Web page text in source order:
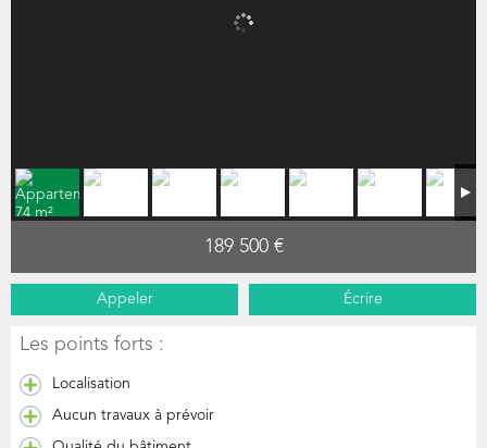
189 500 €
Appeler Écrire
Les points forts :
Localisation
Aucun travaux à prévoir